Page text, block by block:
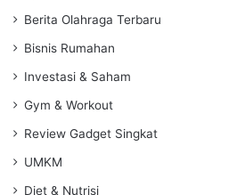
Berita Olahraga Terbaru
Bisnis Rumahan
Investasi & Saham
Gym & Workout
Review Gadget Singkat
UMKM
Diet & Nutrisi